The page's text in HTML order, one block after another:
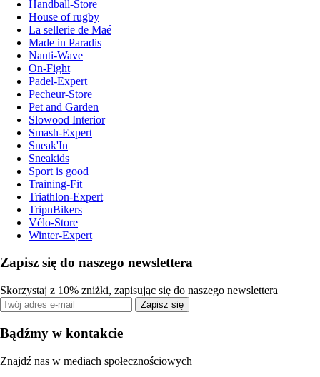
Handball-Store
House of rugby
La sellerie de Maé
Made in Paradis
Nauti-Wave
On-Fight
Padel-Expert
Pecheur-Store
Pet and Garden
Slowood Interior
Smash-Expert
Sneak'In
Sneakids
Sport is good
Training-Fit
Triathlon-Expert
TripnBikers
Vélo-Store
Winter-Expert
Zapisz się do naszego newslettera
Skorzystaj z 10% zniżki, zapisując się do naszego newslettera
Zapisz się
Bądźmy w kontakcie
Znajdź nas w mediach społecznościowych